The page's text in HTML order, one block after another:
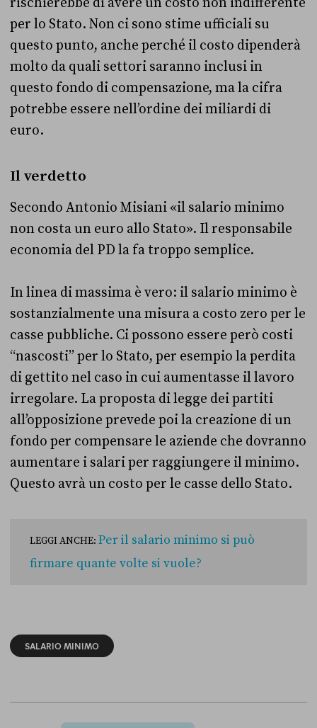
per lo Stato. Non ci sono stime ufficiali su
questo punto, anche perché il costo dipenderà
molto da quali settori saranno inclusi in
questo fondo di compensazione, ma la cifra
potrebbe essere nell’ordine dei miliardi di
euro.
Il verdetto
Secondo Antonio Misiani «il salario minimo
non costa un euro allo Stato». Il responsabile
economia del PD la fa troppo semplice.
In linea di massima è vero: il salario minimo è
sostanzialmente una misura a costo zero per le
casse pubbliche. Ci possono essere però costi
“nascosti” per lo Stato, per esempio la perdita
di gettito nel caso in cui aumentasse il lavoro
irregolare. La proposta di legge dei partiti
all’opposizione prevede poi la creazione di un
fondo per compensare le aziende che dovranno
aumentare i salari per raggiungere il minimo.
Questo avrà un costo per le casse dello Stato.
LEGGI ANCHE: Per il salario minimo si può
firmare quante volte si vuole?
SALARIO MINIMO